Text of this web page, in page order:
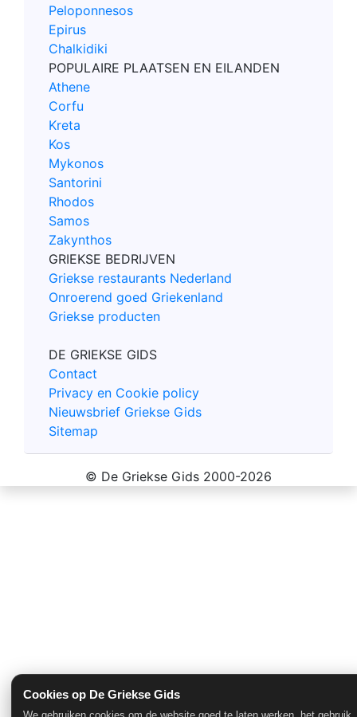
Cookies op De Griekse Gids
Peloponnesos
Epirus
Chalkidiki
POPULAIRE PLAATSEN EN EILANDEN
Athene
Corfu
Kreta
Kos
Mykonos
Santorini
Rhodos
Samos
Zakynthos
GRIEKSE BEDRIJVEN
Griekse restaurants Nederland
Onroerend goed Griekenland
Griekse producten
DE GRIEKSE GIDS
Contact
Privacy en Cookie policy
Nieuwsbrief Griekse Gids
Sitemap
© De Griekse Gids 2000-2026